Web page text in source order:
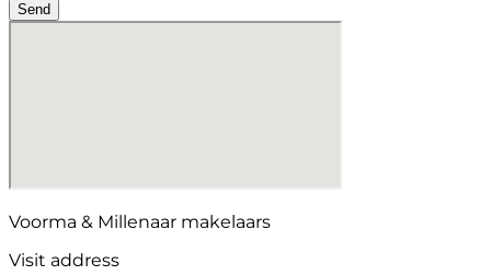
Send
Voorma & Millenaar makelaars
Visit address